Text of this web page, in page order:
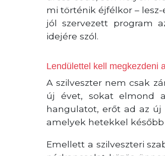
mi történik éjfélkor –
jól szervezett program
idejére szól.
Lendülettel kell megkezdeni
A szilveszter nem csak
új évet, sokat elmond
hangulatot, erőt ad az új
amelyek hetekkel később
Emellett a szilveszteri